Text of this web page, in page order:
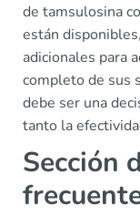
de tamsulosina
están
adicionales para
completo de sus
debe ser una
tanto la
Sección